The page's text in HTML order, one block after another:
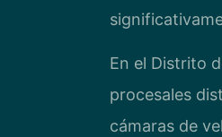
En el Distrito
procesales
cámaras de